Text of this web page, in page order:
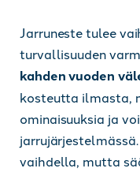
Jarruneste tulee
turvallisuuden
kahden vuoden
kosteutta ilmasta,
ominaisuuksia ja
vaihdella, mutta